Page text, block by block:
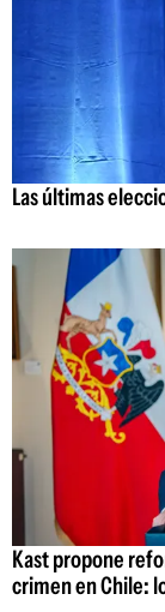
Las últimas
Kast propone
crimen en Chile: